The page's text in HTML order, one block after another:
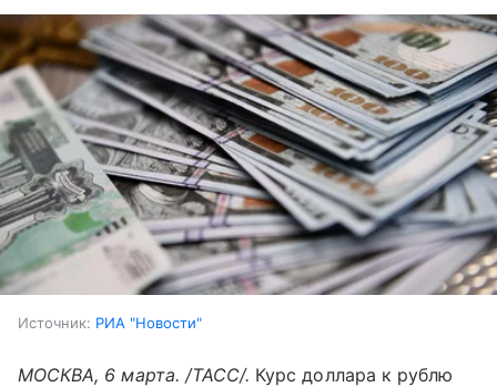
Источник: РИА "Новости"
МОСКВА, 6 марта. /ТАСС/. Курс доллара к рублю